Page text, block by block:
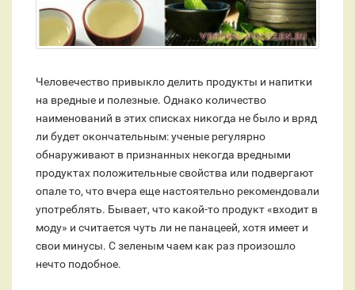
Человечество привыкло делить продукты и напитки
на вредные и полезные. Однако количество
наименований в этих списках никогда не было и вряд
ли будет окончательным: ученые регулярно
обнаруживают в признанных некогда вредными
продуктах положительные свойства или подвергают
опале то, что вчера еще настоятельно рекомендовали
употреблять. Бывает, что какой-то продукт «входит в
моду» и считается чуть ли не панацеей, хотя имеет и
свои минусы. С зеленым чаем как раз произошло
нечто подобное.